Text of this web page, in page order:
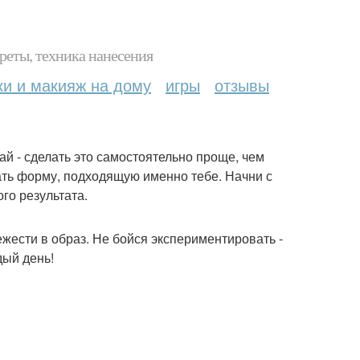
техника нанесения
и макияж на дому игры отзывы
- сделать это самостоятельно проще, чем
форму, подходящую именно тебе. Начни с
результата.
в образ. Не бойся экспериментировать -
день!